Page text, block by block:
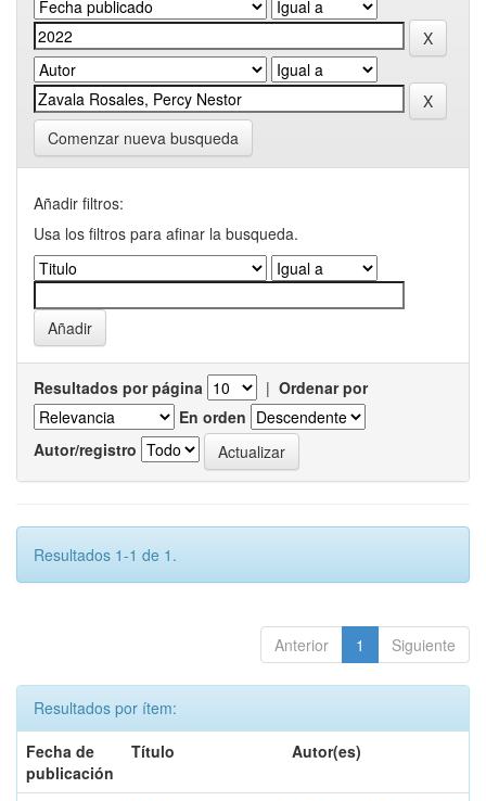
Comenzar nueva busqueda
Añadir filtros:
Usa los filtros para afinar la busqueda.
Resultados por página | Ordenar por
En orden
Autor/registro
Resultados 1-1 de 1.
Anterior 1 Siguiente
Resultados por ítem:
Fecha de
publicación
Título Autor(es)